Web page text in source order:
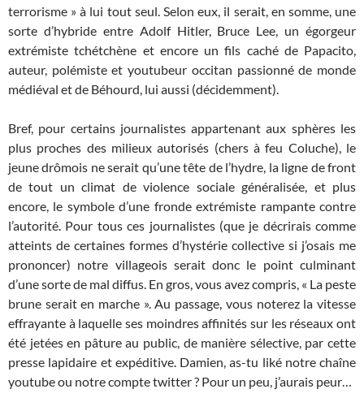
terrorisme » à lui tout seul. Selon eux, il serait, en somme, une
sorte d’hybride entre Adolf Hitler, Bruce Lee, un égorgeur
extrémiste tchétchène et encore un fils caché de Papacito,
auteur, polémiste et youtubeur occitan passionné de monde
médiéval et de Béhourd, lui aussi (décidemment).
Bref, pour certains journalistes appartenant aux sphères les
plus proches des milieux autorisés (chers à feu Coluche), le
jeune drômois ne serait qu’une tête de l’hydre, la ligne de front
de tout un climat de violence sociale généralisée, et plus
encore, le symbole d’une fronde extrémiste rampante contre
l’autorité. Pour tous ces journalistes (que je décrirais comme
atteints de certaines formes d’hystérie collective si j’osais me
prononcer) notre villageois serait donc le point culminant
d’une sorte de mal diffus. En gros, vous avez compris, « La peste
brune serait en marche ». Au passage, vous noterez la vitesse
effrayante à laquelle ses moindres affinités sur les réseaux ont
été jetées en pâture au public, de manière sélective, par cette
presse lapidaire et expéditive. Damien, as-tu liké notre chaîne
youtube ou notre compte twitter ? Pour un peu, j’aurais peur…